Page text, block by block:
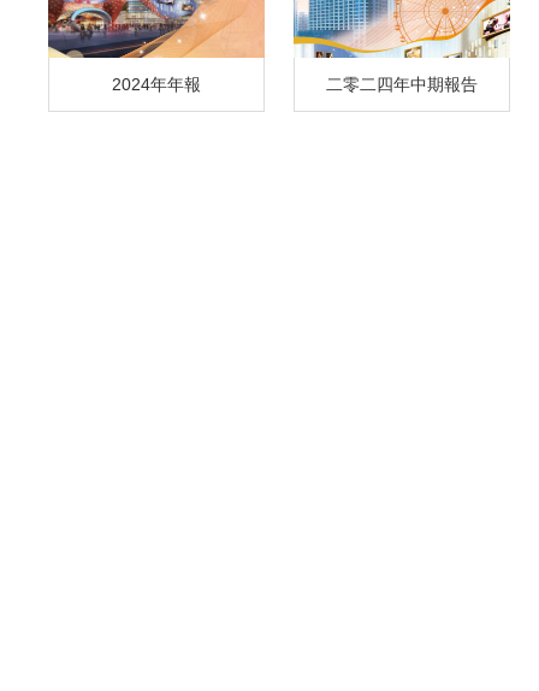
2024年年報 二零二四年中期報告